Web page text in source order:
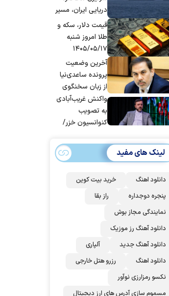
دریایی ایران، مسیر
بیش از ۵۰ کشتی را
تغییر داده‌ایم
قیمت دلار، سکه و
طلا امروز شنبه
۱۴۰۵/۰۵/۱۷
آخرین وضعیت
پرونده ساعدی‌نیا
از زبان سخنگوی
قوه قضاییه
واکنش غریب‌آبادی
به تصویب
کنوانسیون خزر/
می‌شود؟!
لینک های مفید
دانلود اهنگ
خرید بیت کوین
پنجره دوجداره
راز بقا
نمایندگی مجاز بوش
دانلود آهنگ رز‌ موزیک
دانلود آهنگ جدید
آلپاری
دانلود اهنگ
رزرو هتل خارجی
نکسو رمزارزی نوآور
مسموم سازی آدرس های ارز دیجیتال